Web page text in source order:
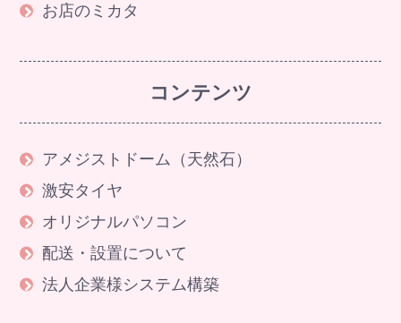
お店のミカタ
コンテンツ
アメジストドーム（天然石）
激安タイヤ
オリジナルパソコン
配送・設置について
法人企業様システム構築